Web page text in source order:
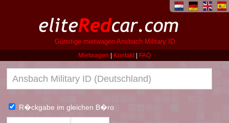
Günstige mietwagen Ansbach Military ID
Mietwagen
Kontakt| FAQ
R�ckgabe im gleichen B�ro